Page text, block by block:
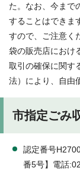
た。なお、今まで
することはできま
すので、ご注意く
袋の販売店におけ
取引の確保に関す
法）により、自由
市指定ごみ
認定番号
番5号】電話